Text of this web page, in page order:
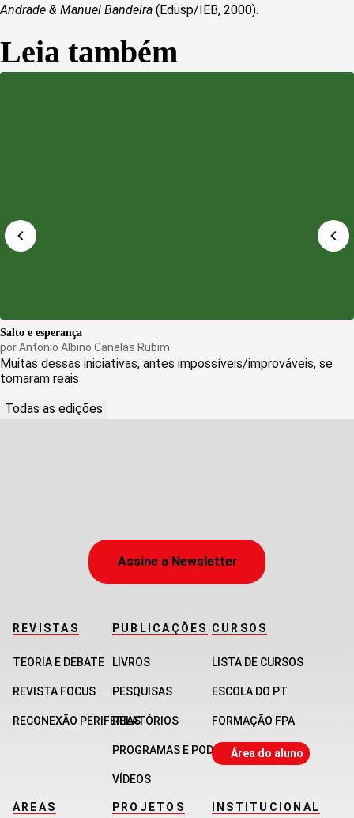
Andrade & Manuel Bandeira (Edusp/IEB, 2000).
Leia também
Salto e esperança
porAntonio Albino Canelas Rubim
Muitas dessas iniciativas, antes impossíveis/improváveis, se
tornaram reais
Todas as edições
Assine a Newsletter
REVISTAS
TEORIA E DEBATE
REVISTA FOCUS
RECONEXÃO PERIFERIAS
PUBLICAÇÕES
LIVROS
PESQUISAS
RELATÓRIOS
PROGRAMAS E PODCASTS
VÍDEOS
CURSOS
LISTA DE CURSOS
ESCOLA DO PT
FORMAÇÃO FPA
Área do aluno
ÁREAS PROJETOS INSTITUCIONAL